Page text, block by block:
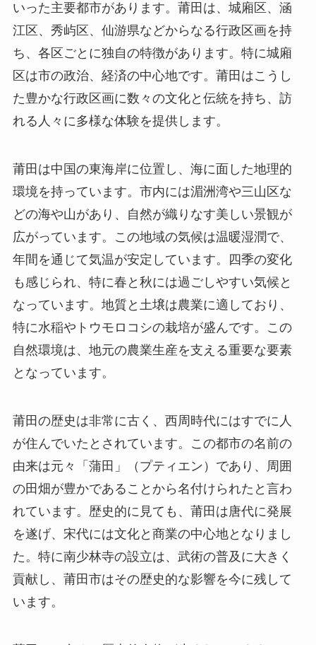
いった主要都市があります。莆田は、城廂区、涵
江区、秀屿区、仙游県などからなる行政区画を持
ち、各区ごとに独自の特徴があります。特に城廂
区は市の政治、経済の中心地です。莆田はこうし
た豊かな行政区画に数々の文化と伝統を持ち、訪
れる人々に多様な体験を提供します。
莆田は中国の東海岸に位置し、海に面した地理的
環境を持っています。市内には湄洲湾や三山区な
どの海や山があり、自然が織りなす美しい景観が
広がっています。この地域の気候は温暖湿潤で、
年間を通じて気温が安定しています。四季の変化
も感じられ、特に春と秋には過ごしやすい気候と
なっています。地質と土壌は農業に適しており、
特に水稲やトウモロコシの栽培が盛んです。この
自然環境は、地元の農業生産を支える重要な要素
となっています。
莆田の歴史は非常に古く、西周時代にはすでに人
が住んでいたとされています。この都市の名前の
由来は元々「蒲田」（プティエン）であり、周囲
の田畑が豊かであることから名付けられたと言わ
れています。歴史的に見ても、莆田は唐代に発展
を遂げ、宋代には文化と商業の中心地となりまし
た。特に南少林寺の設立は、武術の普及に大きく
貢献し、莆田市はその歴史的な影響を今に残して
います。